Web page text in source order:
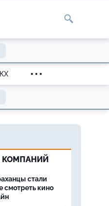
КОМПАНИЙ
стали
смотреть кино